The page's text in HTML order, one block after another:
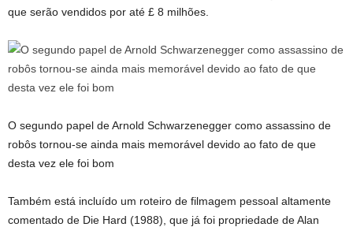
que serão vendidos por até £ 8 milhões.
O segundo papel de Arnold Schwarzenegger como assassino de
robôs tornou-se ainda mais memorável devido ao fato de que
desta vez ele foi bom
Também está incluído um roteiro de filmagem pessoal altamente
comentado de Die Hard (1988), que já foi propriedade de Alan